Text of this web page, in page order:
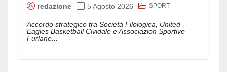
redazione 5 Agosto 2026 SPORT
Accordo strategico tra Società Filologica, United
Eagles Basketball Cividale e Associazion Sportive
Furlane...